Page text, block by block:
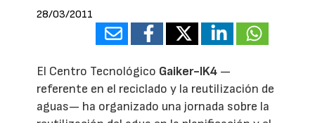
28/03/2011
El Centro Tecnológico Gaiker-IK4 —
referente en el reciclado y la reutilización de
aguas— ha organizado una jornada sobre la